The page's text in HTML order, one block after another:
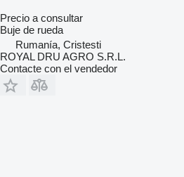
Precio a consultar
Buje de rueda
Rumanía, Cristesti
ROYAL DRU AGRO S.R.L.
Contacte con el vendedor